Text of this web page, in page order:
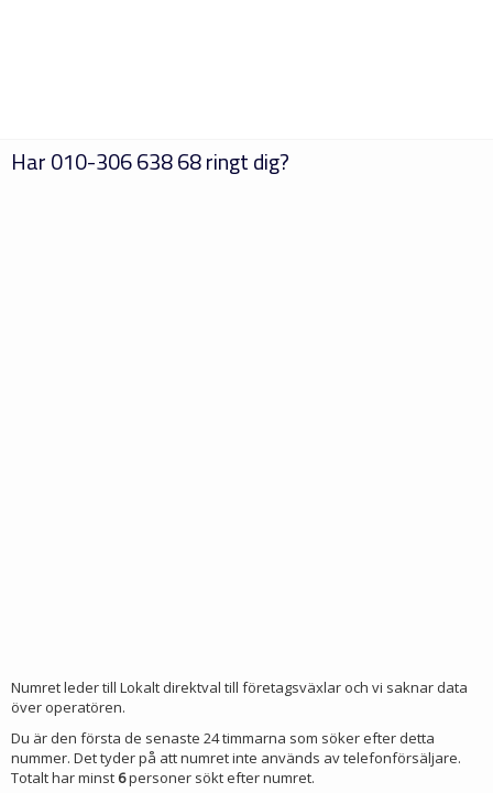
Har010-306 638 68ringt dig?
Numret leder till Lokalt direktval till företagsväxlar och vi saknar data
över operatören.
Du är den första de senaste 24 timmarna som söker efter detta
nummer. Det tyder på att numret inte används av telefonförsäljare.
Totalt har minst 6personer sökt efter numret.